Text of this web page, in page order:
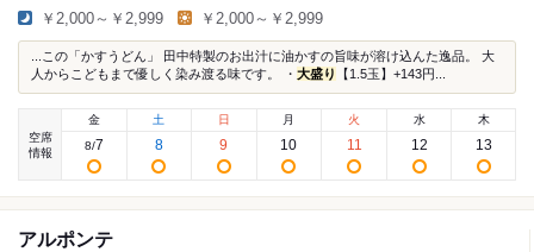
￥2,000～￥2,999 ￥2,000～￥2,999
...この「かすうどん」 田中特製のお出汁に油かすの旨味が溶け込んた逸品。 大
人からこどもまで優しく染み渡る味です。 ・ 大盛り 【1.5玉】+143円...
空席
情報
金
8/7
土
8
日
9
月
10
火
11
水
12
木
13
アルポンテ